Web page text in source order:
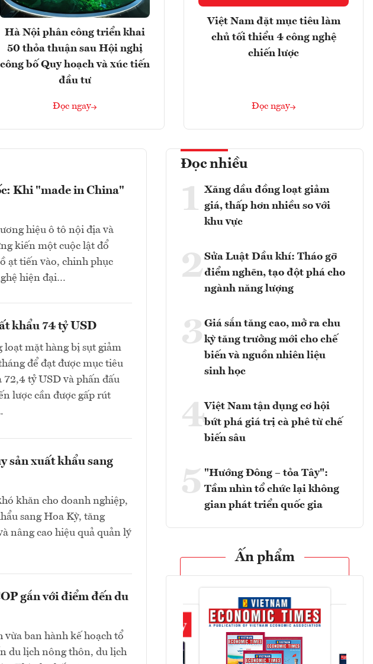
Hà Nội phân công triển khai
50 thỏa thuận sau Hội nghị
công bố Quy hoạch và xúc tiến
đầu tư
Đọc ngay
Việt Nam đặt mục tiêu làm
chủ tối thiểu 4 công nghệ
chiến lược
Đọc ngay
Khi "made in China"
hiệu ô tô nội địa và
kiến một cuộc lật đổ
ạt tiến vào, chinh phục
hiện đại…
khẩu 74 tỷ USD
loạt mặt hàng bị sụt giảm
để đạt được mục tiêu
tỷ USD và phấn đấu
lược cần được gấp rút
sản xuất khẩu sang
khăn cho doanh nghiệp,
sang Hoa Kỳ, tăng
nâng cao hiệu quả quản lý
gắn với điểm đến du
ban hành kế hoạch tổ
du lịch nông thôn, du lịch
Đọc nhiều
1 Xăng dầu đồng loạt giảm
giá, thấp hơn nhiều so với
khu vực
2Sửa Luật Dầu khí: Tháo gỡ
điểm nghẽn, tạo đột phá cho
ngành năng lượng
3 Giá sắn tăng cao, mở ra chu
kỳ tăng trưởng mới cho chế
biến và nguồn nhiên liệu
sinh học
4Việt Nam tận dụng cơ hội
bứt phá giá trị cà phê từ chế
biến sâu
5 "Hướng Đông – tỏa Tây":
Tầm nhìn tổ chức lại không
gian phát triển quốc gia
Ấn phẩm